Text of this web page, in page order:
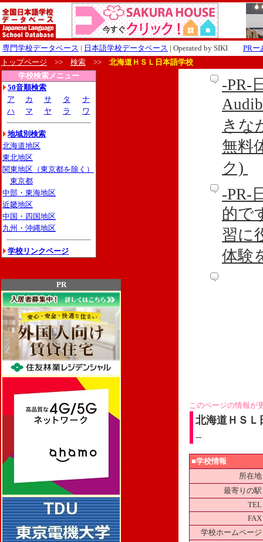
専門学校データベース | 日本語学校データベース | Operated by SIKI PRー
トップページ >> 検索 >> 北海道ＨＳＬ日本語学校
学校検索メニュー
50音順検索
ア
カ サ タ
ナ
ハ
マ ヤ ラ ワ
地域別検索
北海道地区
東北地区
関東地区（東京都を除く）
東京都
中部・東海地区
近畿地区
中国・四国地区
九州・沖縄地区
学校リンクページ
PR
-PR-
きな
無料
ク)
-PR-
的で
習に
体験
このページの情報が
北海道ＨＳＬ
--
■学校情報
所在地
最寄りの駅
TEL
FAX
学校ホームページ